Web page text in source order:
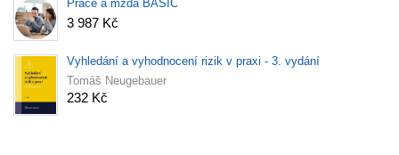
Práce a mzda BASIC
3 987 Kč
Vyhledání a vyhodnocení rizik v praxi - 3. vydání
Tomáš Neugebauer
232 Kč